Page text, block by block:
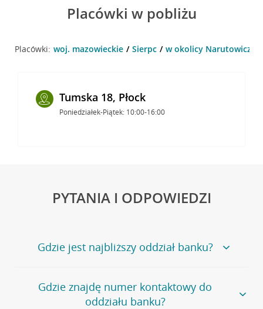
Placówki w pobliżu
Placówki: woj. mazowieckie Sierpc w okolicy Narutowicza
Tumska 18, Płock
Poniedziałek-Piątek: 10:00-16:00
PYTANIA I ODPOWIEDZI
Gdzie jest najbliższy oddział banku?
Jeśli szukasz oddziału naszego banku, zapraszamy na
stronęPlacówki i bankomaty, na której znajduje się
wygodna wyszukiwarka.
Gdzie znajdę numer kontaktowy do
oddziału banku?